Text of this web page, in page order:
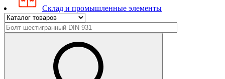
Склад и промышленные элементы